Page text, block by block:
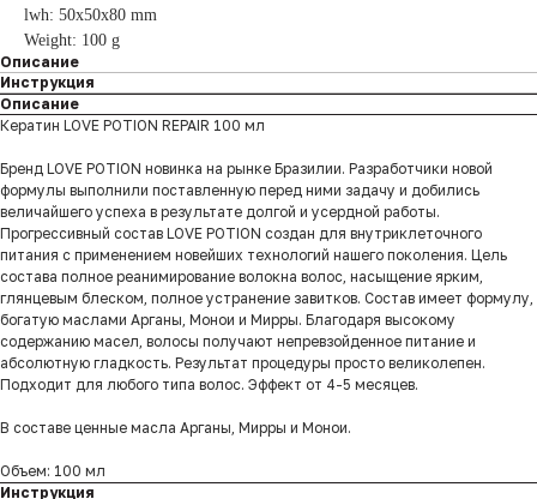
lwh: 50x50x80 mm
Weight: 100 g
Описание
Инструкция
Описание
Кератин LOVE POTION REPAIR 100 мл
Бренд LOVE POTION новинка на рынке Бразилии. Разработчики новой
формулы выполнили поставленную перед ними задачу и добились
величайшего успеха в результате долгой и усердной работы.
Прогрессивный состав LOVE POTION создан для внутриклеточного
питания с применением новейших технологий нашего поколения. Цель
состава полное реанимирование волокна волос, насыщение ярким,
глянцевым блеском, полное устранение завитков. Состав имеет формулу,
богатую маслами Арганы, Монои и Мирры. Благодаря высокому
содержанию масел, волосы получают непревзойденное питание и
абсолютную гладкость. Результат процедуры просто великолепен.
Подходит для любого типа волос. Эффект от 4-5 месяцев.
В составе ценные масла Арганы, Мирры и Монои.
Объем: 100 мл
Инструкция